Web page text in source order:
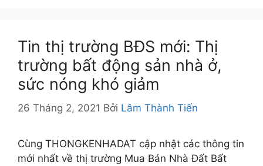
Tin thị trường BĐS mới: Thị
trường bất động sản nhà ở,
sức nóng khó giảm
26 Tháng 2, 2021 Bởi Lâm Thành Tiến
Cùng THONGKENHADAT cập nhật các thông tin
mới nhất về thị trường Mua Bán Nhà Đất Bất